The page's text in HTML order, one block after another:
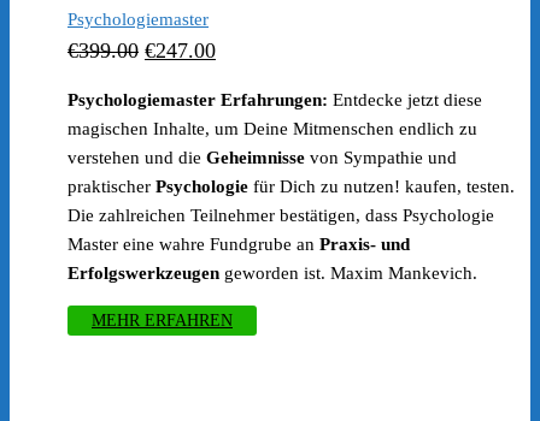
Psychologiemaster
€399.00 Ursprünglicher
war:
€399.00
€247.00Aktueller
€247.00.
Psychologiemaster Erfahrungen: Entdecke jetzt diese
magischen Inhalte, um Deine Mitmenschen endlich zu
verstehen und die Geheimnisse von Sympathie und
praktischer Psychologie für Dich zu nutzen! kaufen, testen.
Die zahlreichen Teilnehmer bestätigen, dass Psychologie
Master eine wahre Fundgrube an Praxis- und
Erfolgswerkzeugen geworden ist. Maxim Mankevich.
MEHR ERFAHREN